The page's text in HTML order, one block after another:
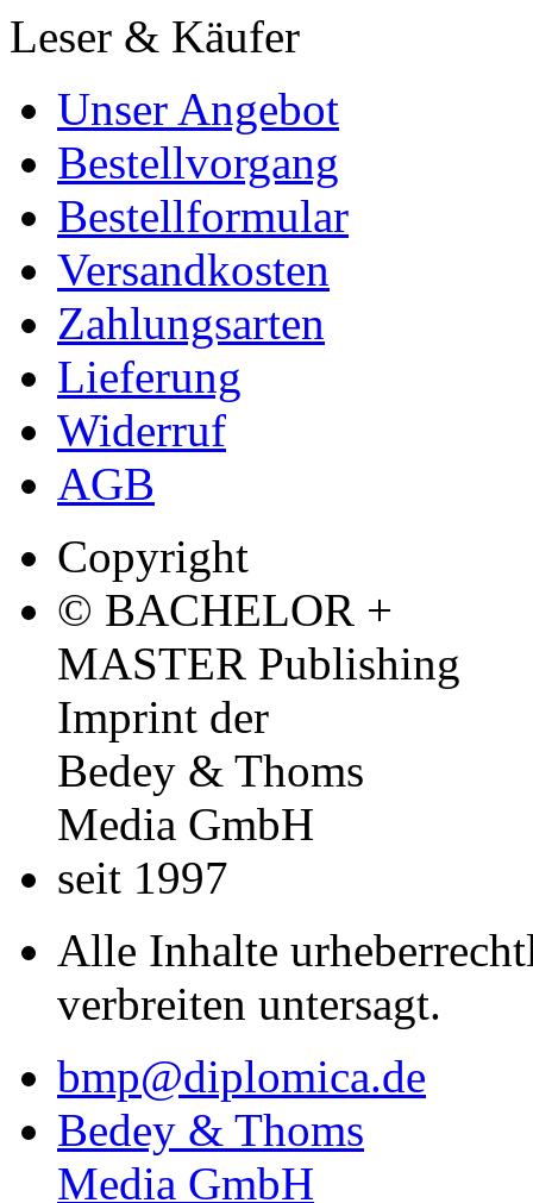
Leser & Käufer
Unser Angebot
Bestellvorgang
Bestellformular
Versandkosten
Zahlungsarten
Lieferung
Widerruf
AGB
Copyright
© BACHELOR +
MASTER Publishing
Imprint der
Bedey & Thoms
Media GmbH
seit 1997
Alle Inhalte
verbreiten untersagt.
bmp@diplomica.de
Bedey & Thoms
Media GmbH